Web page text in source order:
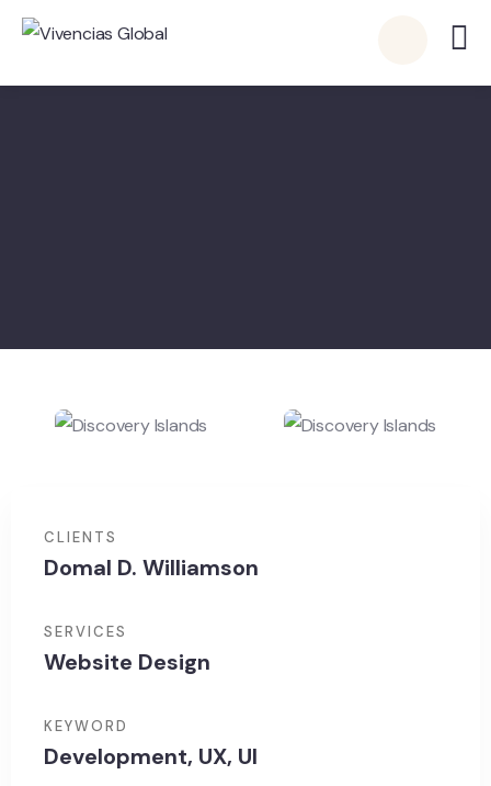
CLIENTS
Domal D. Williamson
SERVICES
Website Design
KEYWORD
Development, UX, UI